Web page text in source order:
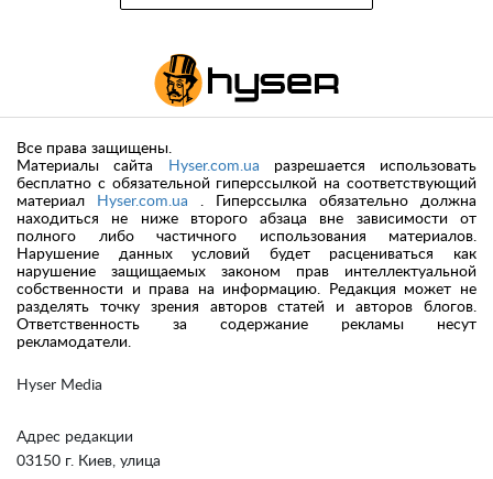
Hyser Media
Адрес редакции
03150 г. Киев, улица
Все права защищены.
Материалы сайта
Hyser.com.ua разрешается использовать
бесплатно с обязательной гиперссылкой на соответствующий
материал
Hyser.com.ua . Гиперссылка обязательно должна
находиться не ниже второго абзаца вне зависимости от
полного либо частичного использования материалов.
Нарушение данных условий будет расцениваться как
нарушение защищаемых законом прав интеллектуальной
собственности и права на информацию. Редакция может не
разделять точку зрения авторов статей и авторов блогов.
Ответственность за содержание рекламы несут
рекламодатели.